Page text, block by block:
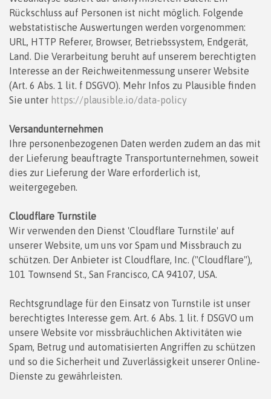
Rückschluss auf Personen ist nicht möglich. Folgende
webstatistische Auswertungen werden vorgenommen:
URL, HTTP Referer, Browser, Betriebssystem, Endgerät,
Land. Die Verarbeitung beruht auf unserem berechtigten
Interesse an der Reichweitenmessung unserer Website
(Art. 6 Abs. 1 lit. f DSGVO). Mehr Infos zu Plausible finden
Sie unter https://plausible.io/data-policy
Versandunternehmen
Ihre personenbezogenen Daten werden zudem an das mit
der Lieferung beauftragte Transportunternehmen, soweit
dies zur Lieferung der Ware erforderlich ist,
weitergegeben.
Cloudflare Turnstile
Wir verwenden den Dienst 'Cloudflare Turnstile' auf
unserer Website, um uns vor Spam und Missbrauch zu
schützen. Der Anbieter ist Cloudflare, Inc. ("Cloudflare"),
101 Townsend St., San Francisco, CA 94107, USA.
Rechtsgrundlage für den Einsatz von Turnstile ist unser
berechtigtes Interesse gem. Art. 6 Abs. 1 lit. f DSGVO um
unsere Website vor missbräuchlichen Aktivitäten wie
Spam, Betrug und automatisierten Angriffen zu schützen
und so die Sicherheit und Zuverlässigkeit unserer Online-
Dienste zu gewährleisten.